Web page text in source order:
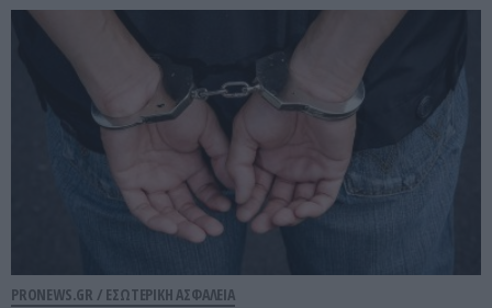
PRONEWS.GR / ΕΣΩΤΕΡΙΚΗ ΑΣΦΑΛΕΙΑ